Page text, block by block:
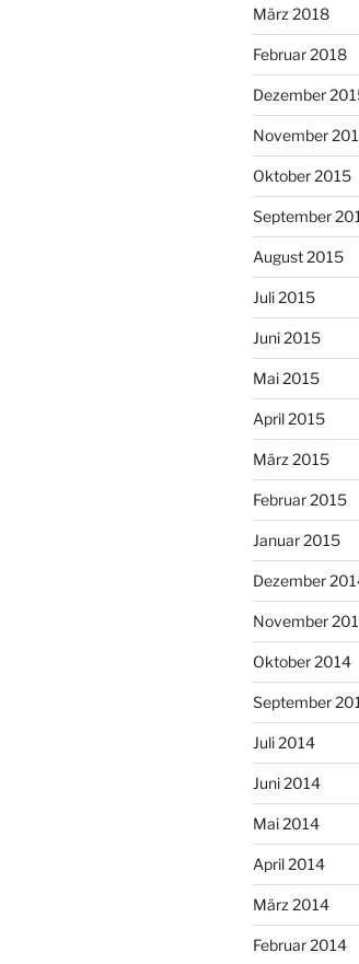
März 2018
Februar 2018
Dezember
November
Oktober 2015
September
August 2015
Juli 2015
Juni 2015
Mai 2015
April 2015
März 2015
Februar 2015
Januar 2015
Dezember
November
Oktober 2014
September
Juli 2014
Juni 2014
Mai 2014
April 2014
März 2014
Februar 2014